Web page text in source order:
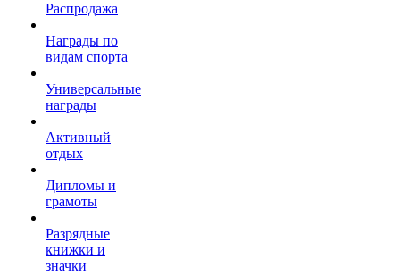
Распродажа
Награды по
видам спорта
Универсальные
награды
Активный
отдых
Дипломы и
грамоты
Разрядные
книжки и
значки